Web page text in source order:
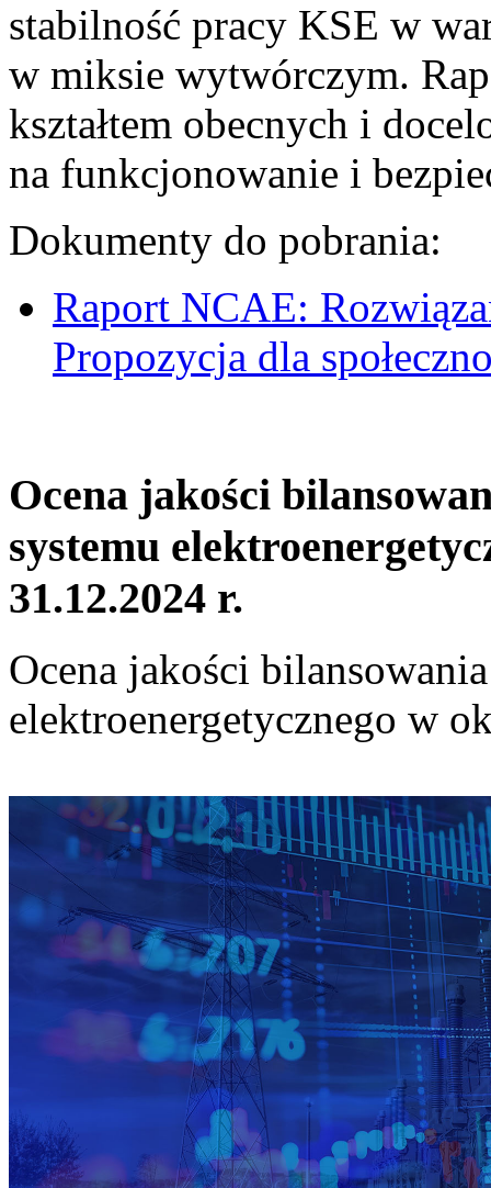
stabilność pracy KSE w
w miksie wytwórczym.
kształtem obecnych i
na funkcjonowanie i
Dokumenty do pobrania:
Raport NCAE:
Propozycja dla
Ocena jakości
systemu
31.12.2024 r.
Ocena jakości
elektroenergetycznego w